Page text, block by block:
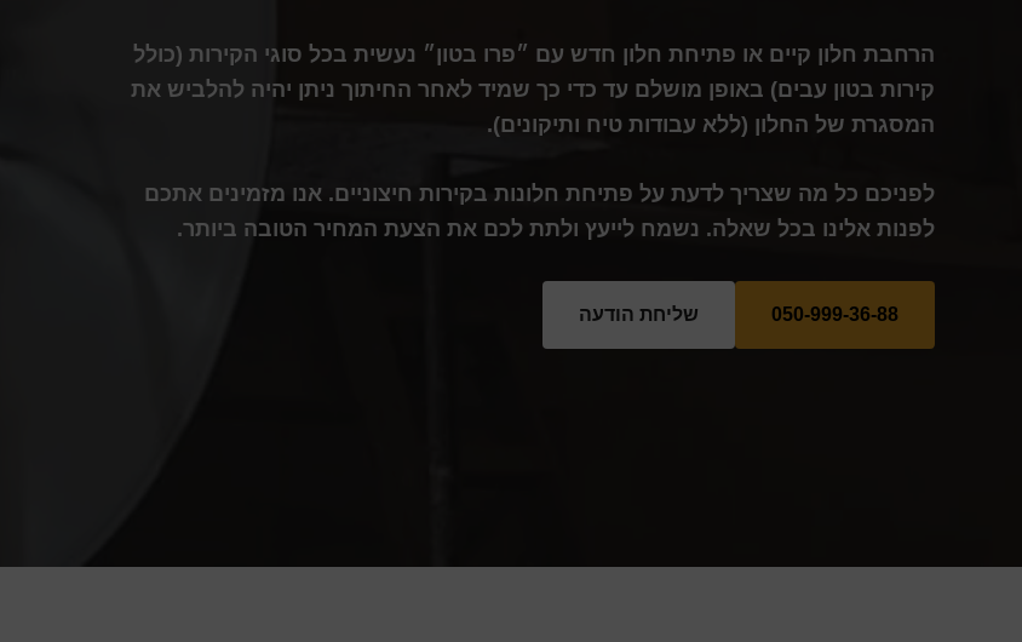
הרחבת חלון קיים או פתיחת חלון חדש עם ״פרו בטון״ נעשית בכל סוגי הקירות (כולל
קירות בטון עבים) באופן מושלם עד כדי כך שמיד לאחר החיתוך ניתן יהיה להלביש את
המסגרת של החלון (ללא עבודות טיח ותיקונים).
לפניכם כל מה שצריך לדעת על פתיחת חלונות בקירות חיצוניים. אנו מזמינים אתכם
לפנות אלינו בכל שאלה. נשמח לייעץ ולתת לכם את הצעת המחיר הטובה ביותר.
050-999-36-88 שליחת הודעה